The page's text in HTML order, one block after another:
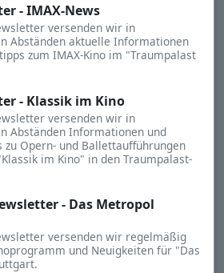
- IMAX-News
versenden wir in
Abständen aktuelle Informationen
zum IMAX-Kino im "Traumpalast
- Klassik im Kino
versenden wir in
Abständen Informationen und
zu Opern- und Ballettaufführungen
im Kino" in den Traumpalast-
- Das Metropol
versenden wir regelmäßig
und Neuigkeiten für "Das